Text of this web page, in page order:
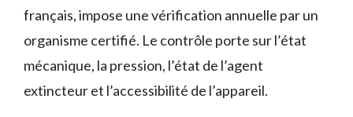
français, impose une vérification annuelle par un
organisme certifié. Le contrôle porte sur l’état
mécanique, la pression, l’état de l’agent
extincteur et l’accessibilité de l’appareil.